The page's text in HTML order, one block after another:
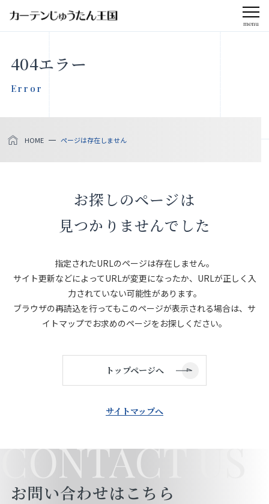
menu
お知らせ
社会貢献活動
店舗をさがす
私たちのこだわり
お役立ち情報
お問い合わせ
お気に入りリスト
404エラー
Error
HOME ページは存在しません
お探しのページは
見つかりませんでした
指定されたURLのページは存在しません。
サイト更新などによってURLが変更になったか、URLが正しく入
力されていない可能性があります。
ブラウザの再読込を行ってもこのページが表示される場合は、サ
イトマップでお求めのページをお探しください。
トップページへ
サイトマップへ
CONTACT US
お問い合わせはこちら